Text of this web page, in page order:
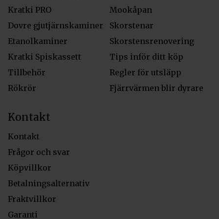
Kratki PRO
Dovre gjutjärnskaminer
Etanolkaminer
Kratki Spiskassett
Tillbehör
Rökrör
Mookåpan
Skorstenar
Skorstensrenovering
Tips inför ditt köp
Regler för utsläpp
Fjärrvärmen blir dyrare
Kontakt
Kontakt
Frågor och svar
Köpvillkor
Betalningsalternativ
Fraktvillkor
Garanti